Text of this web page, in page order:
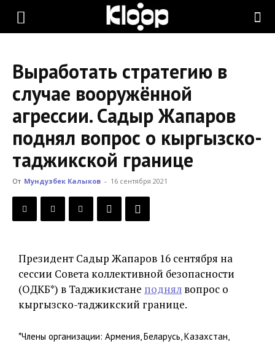
KLOOP.KG
Новости
Кыргызстана
Выработать стратегию в
случае вооружённой
агрессии. Садыр Жапаров
поднял вопрос о кыргызско-
таджикской границе
От Мундузбек Калыков - 16 сентября 2021
Президент Садыр Жапаров 16 сентября на
сессии Совета коллективной безопасности
(ОДКБ*) в Таджикистане поднял вопрос о
кыргызско-таджикский границе.
*Члены организации: Армения, Беларусь, Казахстан,